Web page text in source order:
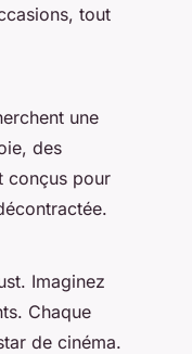
tout
une
des
conçus pour
Imaginez
Chaque
de cinéma.